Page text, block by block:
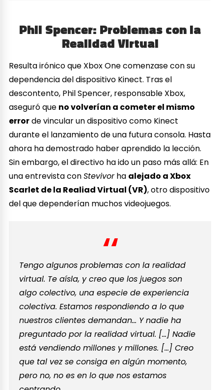
Phil Spencer: Problemas con la
Realidad Virtual
Resulta irónico que Xbox One comenzase con su
dependencia del dispositivo Kinect. Tras el
descontento, Phil Spencer, responsable Xbox,
aseguró que no volverían a cometer el mismo
errorde vincular un dispositivo como Kinect
durante el lanzamiento de una futura consola. Hasta
ahora ha demostrado haber aprendido la lección.
Sin embargo, el directivo ha ido un paso más allá: En
una entrevista conStevivorha alejado a Xbox
Scarlet de la Realiad Virtual (VR), otro dispositivo
del que dependerían muchos videojuegos.
Tengo algunos problemas con la realidad
virtual. Te aísla, y creo que los juegos son
algo colectivo, una especie de experiencia
colectiva. Estamos respondiendo a lo que
nuestros clientes demandan… Y nadie ha
preguntado por la realidad virtual. […] Nadie
está vendiendo millones y millones. […] Creo
que tal vez se consiga en algún momento,
pero no, no es en lo que nos estamos